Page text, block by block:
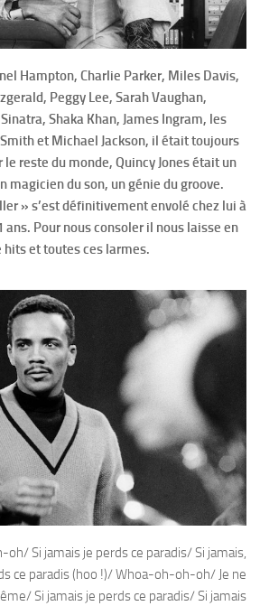
Hampton, Charlie Parker, Miles Davis,
Peggy Lee, Sarah Vaughan,
Shaka Khan, James Ingram, les
et Michael Jackson, il était toujours
reste du monde, Quincy Jones était un
magicien du son, un génie du groove.
» s’est définitivement envolé chez lui à
ans. Pour nous consoler il nous laisse en
et toutes ces larmes.
Si jamais je perds ce paradis/ Si jamais,
ce paradis (hoo !)/ Whoa-oh-oh-oh/ Je ne
Si jamais je perds ce paradis/ Si jamais